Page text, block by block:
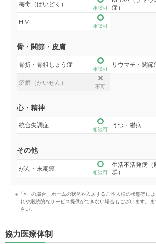
梅毒（ばいどく）
相談可
症）
HIV
相談可
骨・関節・皮膚
骨折・骨粗しょう症
相談可
リウマチ・関節
疥癬（かいせん）
不可
心・精神
統合失調症
相談可
うつ・鬱病
その他
がん・末期癌
相談可
生活不活発病（
群）
※「○」の場合、ホームの状況や入居するご本人様の状態等に
れや継続的なサービス提供ができない場合もございます。
さい。
協力医療体制